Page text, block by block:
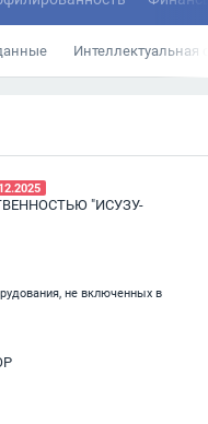
Интеллектуальная
"ИСУЗУ-
не включенных в